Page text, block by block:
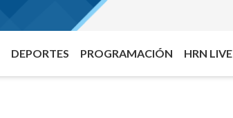
DEPORTES PROGRAMACIÓN HRN LIVE